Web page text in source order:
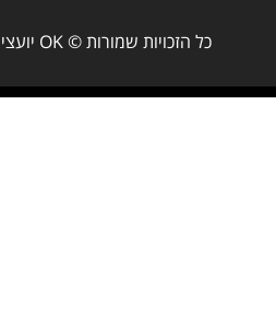
כל הזכויות שמורות © OK יועצים לניהול 2009-2025